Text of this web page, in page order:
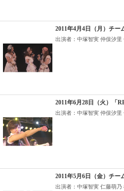
2011年4月4日（月）チー
出演者：中塚智実 仲俣汐里
2011年6月28日（火）「
出演者：中塚智実 仲俣汐里
2011年5月6日（金）チー
出演者：中塚智実 仁藤萌乃